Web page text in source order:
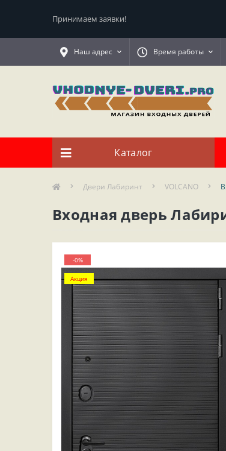
Принимаем заявки!
Наш адрес Время работы
Каталог
Двери Лабиринт VOLCANO
Входная дверь
-0%
Акция